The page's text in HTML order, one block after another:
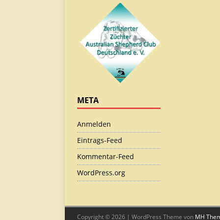
META
Anmelden
Eintrags-Feed
Kommentar-Feed
WordPress.org
Copyright © 2026 | WordPress Theme von MH